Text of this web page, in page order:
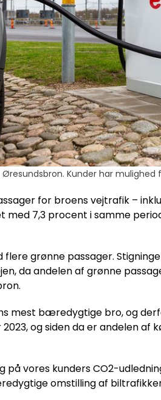
Kunder har
for broens vejtrafik –
med 7,3 procent i samme
grønne passager.
da andelen af grønne
mest bæredygtige bro, og
og siden da er andelen af
vores kunders CO2-
omstilling af